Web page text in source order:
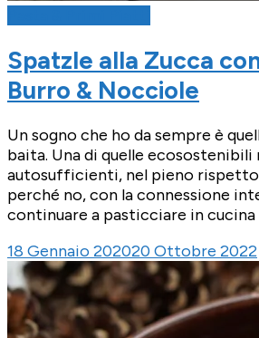
Spatzle alla Zucca
Burro & Nocciole
Un sogno che ho da sempre è
baita. Una di quelle ecosostenibili
autosufficienti, nel pieno rispetto
perché no, con la connessione
continuare a pasticciare in cucina
18 Gennaio 202020 Ottobre 2022